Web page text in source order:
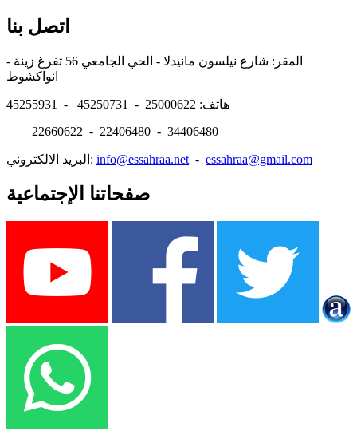
اتصل بنا
المقر: شارع نيلسون مانيدلا - الحي الجامعي 56 تفرغ زينة -
هاتف: 25000622 - 45250731 - 45255931
22660622 - 22406480 - 34406480
البريد الالكتروني: info@essahraa.net - essahraa@gmail.com
صفحاتنا الإجتماعية